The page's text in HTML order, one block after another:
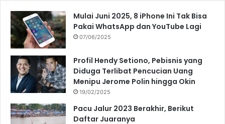
Mulai Juni 2025, 8 iPhone Ini Tak Bisa
Pakai WhatsApp dan YouTube Lagi
07/06/2025
Profil Hendy Setiono, Pebisnis yang
Diduga Terlibat Pencucian Uang
Menipu Jerome Polin hingga Okin
19/02/2025
Pacu Jalur 2023 Berakhir, Berikut
Daftar Juaranya